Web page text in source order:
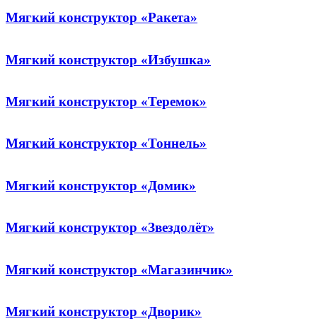
Мягкий конструктор «Ракета»
Мягкий конструктор «Избушка»
Мягкий конструктор «Теремок»
Мягкий конструктор «Тоннель»
Мягкий конструктор «Домик»
Мягкий конструктор «Звездолёт»
Мягкий конструктор «Магазинчик»
Мягкий конструктор «Дворик»